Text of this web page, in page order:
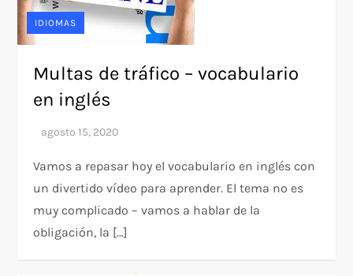
IDIOMAS
Multas de tráfico – vocabulario
en inglés
Vamos a repasar hoy el vocabulario en inglés con
un divertido vídeo para aprender. El tema no es
muy complicado – vamos a hablar de la
obligación, la […]